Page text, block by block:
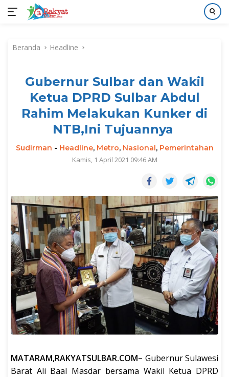
kontenBeranda Headline
Gubernur Sulbar dan Wakil
Ketua DPRD Sulbar Abdul
Rahim Melakukan Kunker di
NTB,Ini Tujuannya
Sudirman - Headline, Metro, Nasional, Pemerintahan
Kamis, 1 April 2021 09:46 AM
MATARAM,RAKYATSULBAR.COM– Gubernur Sulawesi
Barat Ali Baal Masdar bersama Wakil Ketua DPRD